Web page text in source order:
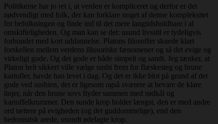
Politikerne har jo ret i, at verden er kompliceret og derfor er det
nødvendigt med folk, der kan forklare noget af denne kompleksitet
for befolkningen og finde ind til det mere langtidsholdbare i al
omskifteligheden. Og man kan se det: usund livsstil er tydeligvis
forbundet med kort uddannelse. Platons filosoffer skuede klart
forskellen mellem verdens illusoriske fænomener og så det evige og
virkeligt gode. Og det gode er både simpelt og sandt. Jeg tænker, at
Platon helt sikkert ville vælge sushi frem for flæskesteg og brune
kartofler, havde han levet i dag. Og det er ikke blot på grund af det
gode ved sushien, det er ligesom også sværere at bevare de klare
linjer, når den brune sovs flyder sammen med rødkål og
kartoffelkrummer. Den sunde krop holder længst, den er med andre
ord tættere på evigheden (og det guddommelige), end den
hedonistisk arede, usundt ødelagte krop.